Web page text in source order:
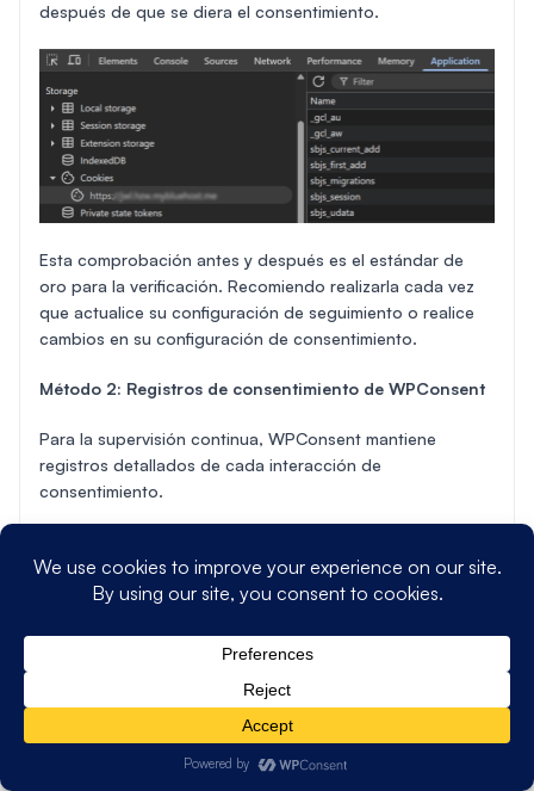
después de que se diera el consentimiento.
Esta comprobación antes y después es el estándar de
oro para la verificación. Recomiendo realizarla cada vez
que actualice su configuración de seguimiento o realice
cambios en su configuración de consentimiento.
Método 2: Registros de consentimiento de WPConsent
Para la supervisión continua, WPConsent mantiene
registros detallados de cada interacción de
consentimiento.
deshabilitados por defecto. Si no ve ninguna entrada de
consentimiento, vaya aWPConsent » Configuración
Registros de consentimiento